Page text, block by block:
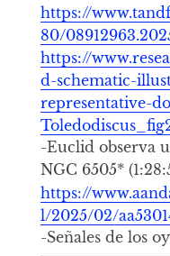
https://
80/
https://
d-schematic-
representative-
-Euclid observa
NGC 6505*
https://
l/2025/02/
-Señales de los